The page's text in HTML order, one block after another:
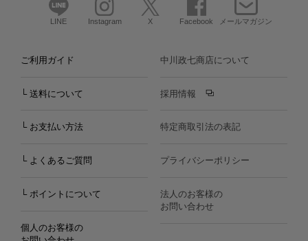
LINE Instagram X Facebook メールマガジン
ご利用ガイド
└ 送料について
└ お支払い方法
└ よくあるご質問
└ ポイントについて
個人のお客様の
中川政七商店について
採用情報
特定商取引法の表記
プライバシーポリシー
法人のお客様の
お問い合わせ